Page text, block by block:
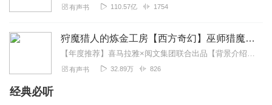
有声书 110.57亿 1754
狩魔猎人的炼金工房【西方奇幻】巫师猎魔×剑与魔法|异世穿越冒险|热血轻松爽文
【年度推荐】喜马拉雅×阅文集团联合出品【背景介绍】小说改编自游戏《巫师3：狂猎》（《猎魔人》系列游戏作品）。该游戏2015年10月，获得33届金摇杆奖最佳剧...
有声书 32.89万 826
经典必听